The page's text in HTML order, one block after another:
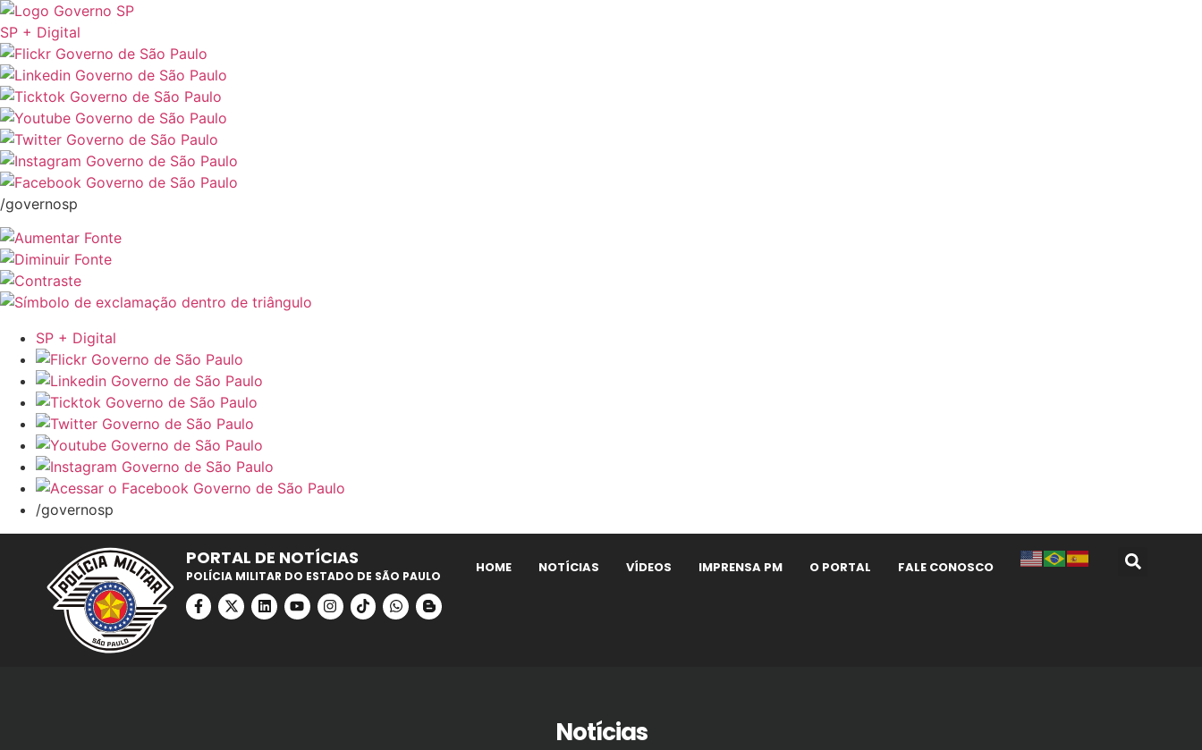
SP + Digital
/governosp
SP + Digital
/governosp
PORTAL DE NOTÍCIAS
POLÍCIA MILITAR DO ESTADO DE SÃO PAULO
HOME NOTÍCIAS VÍDEOS IMPRENSA PM O PORTAL FALE CONOSCO
Notícias